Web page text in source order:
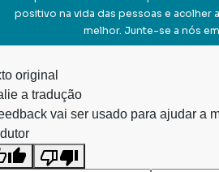
positivo na vida das pessoas e acolher
melhor. Junte-se a nós em
original
a tradução
vai ser usado para ajudar a